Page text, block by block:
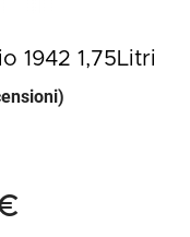
1942 1,75Litri